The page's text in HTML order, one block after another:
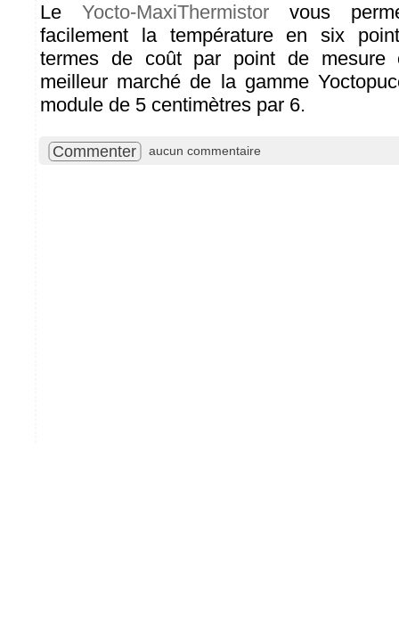
Le Yocto-MaxiThermistor vous
facilement la température en six
termes de coût par point de mesure
meilleur marché de la gamme
module de 5 centimètres par 6.
Commenter aucun commentaire